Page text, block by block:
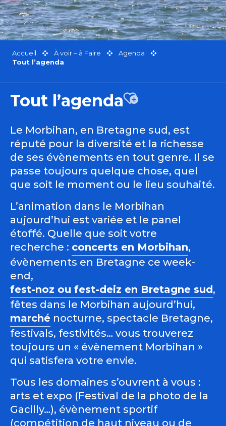
Accueil À voir – à Faire
Agenda
Tout l’agenda
Tout l’agendaAjouter aux
Le Morbihan, en Bretagne sud, est
réputé pour la diversité et la richesse
de ses évènements en tout genre. Il se
passe toujours quelque chose, quel
que soit le moment ou le lieu souhaité.
L’animation dans le Morbihan
aujourd’hui est variée et le panel
étoffé. Quelle que soit votre
recherche : concerts en Morbihan,
évènements en Bretagne ce week-
end,
fest-noz ou fest-deiz en Bretagne sud,
fêtes dans le Morbihan aujourd’hui,
marché nocturne, spectacle Bretagne,
festivals, festivités… vous trouverez
toujours un « évènement Morbihan »
qui satisfera votre envie.
Tous les domaines s’ouvrent à vous :
arts et expo (Festival de la photo de la
Gacilly…), évènement sportif
(compétition de haut niveau ou de